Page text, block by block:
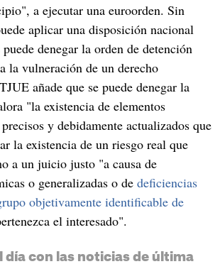
a ejecutar una euroorden. Sin
aplicar una disposición nacional
denegar la orden de detención
la vulneración de un derecho
añade que se puede denegar la
"la existencia de elementos
y debidamente actualizados que
la existencia de un riesgo real que
a un juicio justo "a causa de
o generalizadas o de deficiencias
objetivamente identificable de
el interesado".
día con las noticias de última